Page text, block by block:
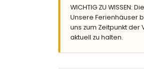
nächster Strand: La
nächster Flughafen:
nahe öffentliche
Rauchen nicht erlaubt
Das Gebäude, in dem
WICHTIG ZU
Unsere Ferienhäuser
uns zum Zeitpunkt
aktuell zu halten.